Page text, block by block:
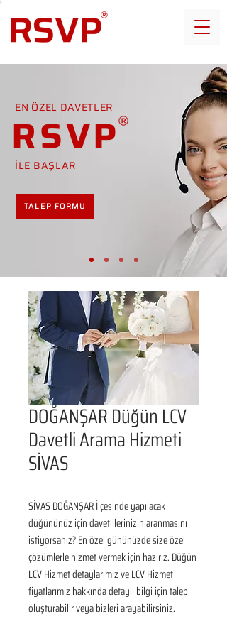
EN ÖZEL DAVETLER
RSVP
İLE BAŞLAR
TALEP FORMU
DOĞANŞAR Düğün LCV
Davetli Arama Hizmeti
SİVAS
SİVAS DOĞANŞAR İlçesinde yapılacak
düğününüz için davetlilerinizin aranmasını
istiyorsanız? En özel gününüzde size özel
çözümlerle hizmet vermek için hazırız. Düğün
LCV Hizmet detaylarımız ve LCV Hizmet
fiyatlarımız hakkında detaylı bilgi için talep
oluşturabilir veya bizleri arayabilirsiniz.